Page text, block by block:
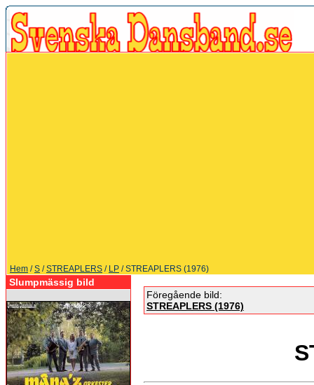
Hem /S /STREAPLERS / LP / STREAPLERS (1976)
Slumpmässig bild
Föregående bild:
STREAPLERS (1976)